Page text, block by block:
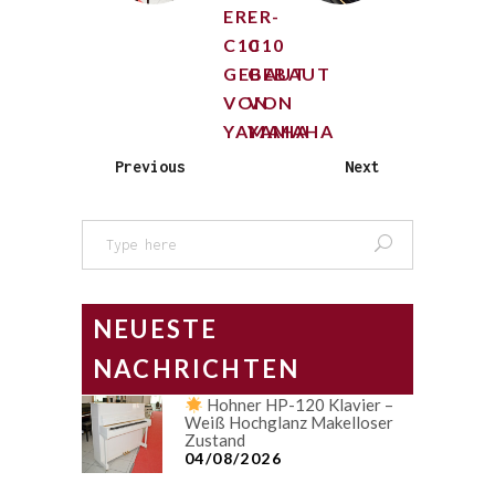
ER-
C10
GEBAUT
VON
YAMAHA
Previous
ER-
C10
GEBAUT
VON
YAMAHA
Next
NEUESTE
NACHRICHTEN
Hohner HP-120 Klavier –
Weiß Hochglanz Makelloser
Zustand
04/08/2026